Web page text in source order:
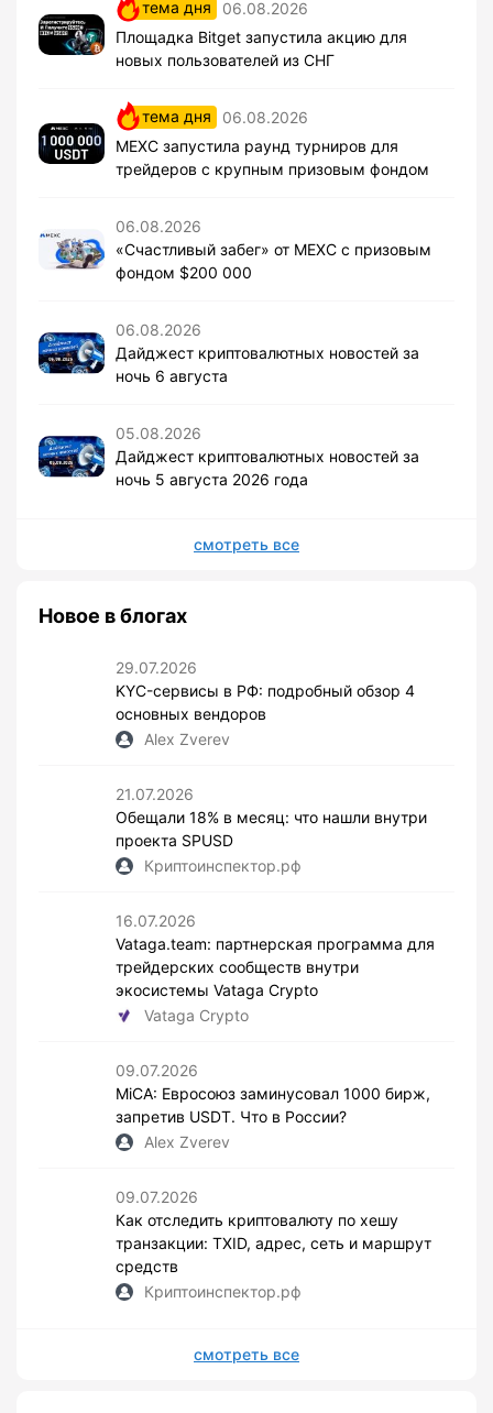
тема дня
06.08.2026
Площадка Bitget запустила акцию для
новых пользователей из СНГ
тема дня
06.08.2026
MEXC запустила раунд турниров для
трейдеров с крупным призовым фондом
06.08.2026
«Счастливый забег» от MEXC с призовым
фондом $200 000
06.08.2026
Дайджест криптовалютных новостей за
ночь 6 августа
05.08.2026
Дайджест криптовалютных новостей за
ночь 5 августа 2026 года
смотреть все
Новое в блогах
29.07.2026
KYC-сервисы в РФ: подробный обзор 4
основных вендоров
Alex Zverev
21.07.2026
Обещали 18% в месяц: что нашли внутри
проекта SPUSD
Криптоинспектор.рф
16.07.2026
Vataga.team: партнерская программа для
трейдерских сообществ внутри
экосистемы Vataga Crypto
Vataga Crypto
09.07.2026
MiCA: Евросоюз заминусовал 1000 бирж,
запретив USDT. Что в России?
Alex Zverev
09.07.2026
Как отследить криптовалюту по хешу
транзакции: TXID, адрес, сеть и маршрут
средств
Криптоинспектор.рф
смотреть все